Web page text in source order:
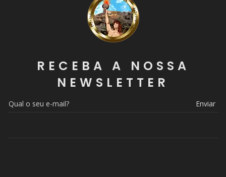
RECEBA A NOSSA
NEWSLETTER
Enviar